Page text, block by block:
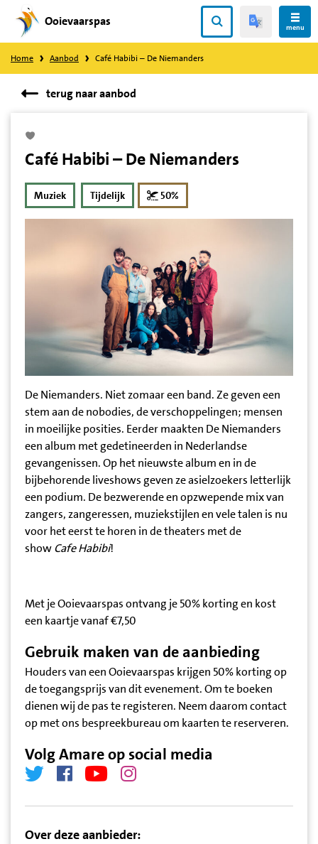
Direct
naar
content
Ooievaarspas menu
Home Aanbod Café Habibi – De Niemanders
terug naar aanbod
Café Habibi – De Niemanders
Muziek Tijdelijk 50%
De Niemanders. Niet zomaar een band. Ze geven een
stem aan de nobodies, de verschoppelingen; mensen
in moeilijke posities. Eerder maakten De Niemanders
een album met gedetineerden in Nederlandse
gevangenissen. Op het nieuwste album en in de
bijbehorende liveshows geven ze asielzoekers letterlijk
een podium. De bezwerende en opzwepende mix van
zangers, zangeressen, muziekstijlen en vele talen is nu
voor het eerst te horen in de theaters met de
showCafe Habibi!
Met je Ooievaarspas ontvang je 50% korting en kost
een kaartje vanaf €7,50
Gebruik maken van de aanbieding
Houders van een Ooievaarspas krijgen 50% korting op
de toegangsprijs van dit evenement. Om te boeken
dienen wij de pas te registeren. Neem daarom contact
op met ons bespreekbureau om kaarten te reserveren.
Volg Amare op social media
Over deze aanbieder: